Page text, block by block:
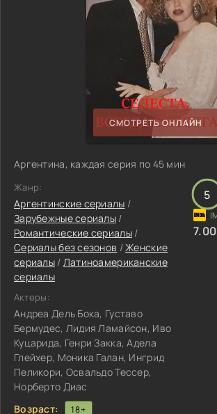
СМОТРЕТЬ ОНЛАЙН
Аргентина, каждая серия по 45 мин
Жанр:
Аргентинские сериалы /
Зарубежные сериалы /
Романтические сериалы/
Сериалы без сезонов /Женские
сериалы/ Латиноамериканские
сериалы
Актеры:
Андреа Дель Бока, Густаво
Бермудес, Лидия Ламайсон, Иво
Куцарида, Генри Закка, Адела
Глейхер, Моника Галан, Ингрид
Пеликори, Освальдо Тессер,
Норберто Диас
Возраст:
18+
5
7.00